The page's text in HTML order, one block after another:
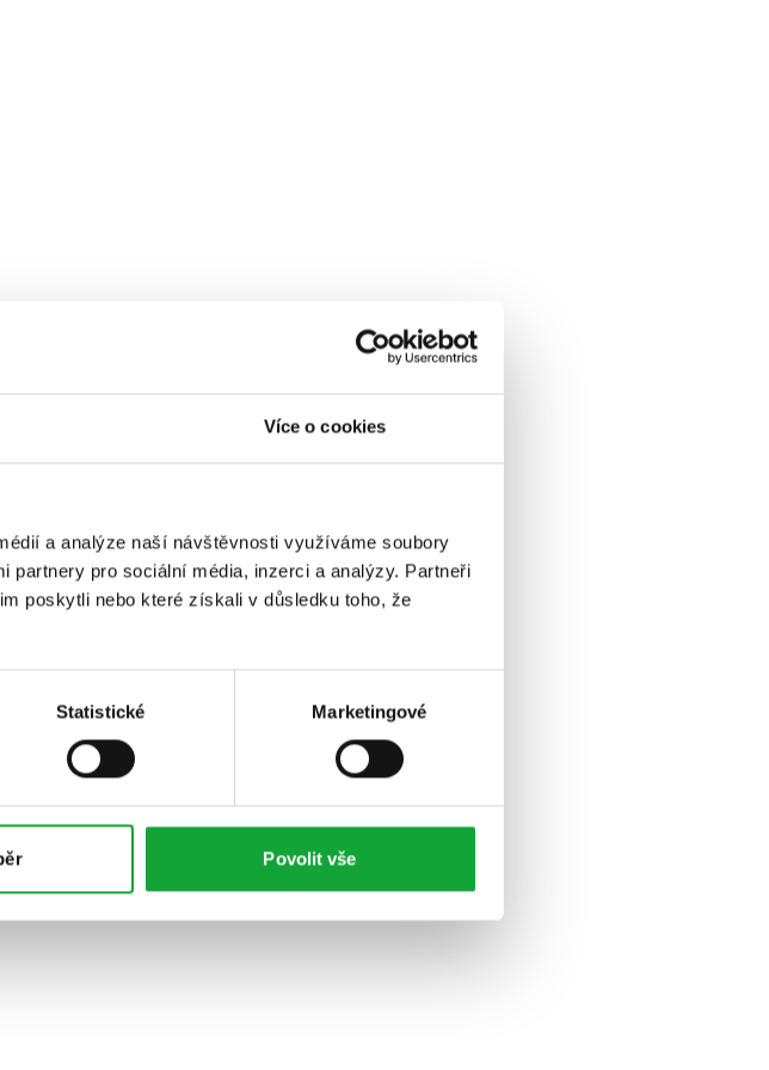
Více o cookies
a analýze naší návštěvnosti využíváme soubory
pro sociální média, inzerci a analýzy. Partneři
poskytli nebo které získali v důsledku toho, že
Statistické Marketingové
Povolit vše